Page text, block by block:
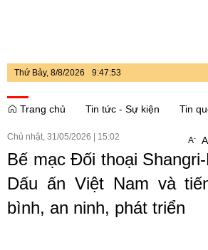
Thứ Bảy, 8/8/2026 9:47:54
Trang chủ
Tin tức - Sự kiện Tin
Chủ nhật, 31/05/2026 15:02 A- A
Bế mạc Đối thoại
Dấu ấn Việt Nam và
bình, an ninh, phát triển